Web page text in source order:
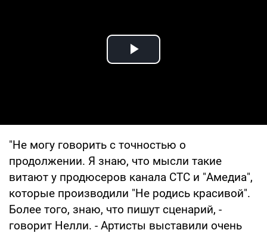
Play Video
"Не могу говорить с точностью о
продолжении. Я знаю, что мысли такие
витают у продюсеров канала СТС и "Амедиа",
которые производили "Не родись красивой".
Более того, знаю, что пишут сценарий, -
говорит Нелли. - Артисты выставили очень